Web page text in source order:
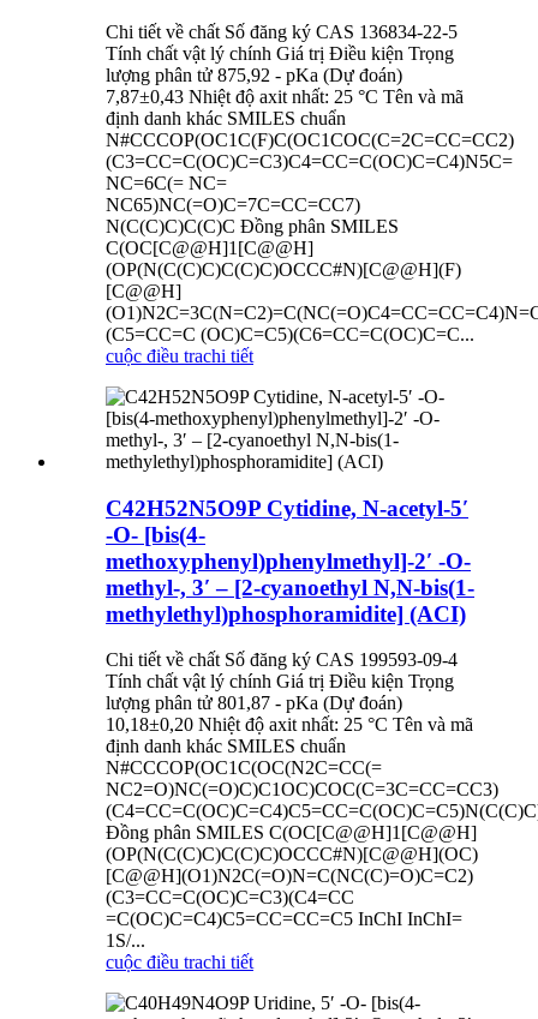
Chi tiết về chất Số đăng ký CAS 136834-22-5
Tính chất vật lý chính Giá trị Điều kiện Trọng
lượng phân tử 875,92 - pKa (Dự đoán)
7,87±0,43 Nhiệt độ axit nhất: 25 °C Tên và mã
định danh khác SMILES chuẩn
N#CCCOP(OC1C(F)C(OC1COC(C=2C=CC=CC2)
(C3=CC=C(OC)C=C3)C4=CC=C(OC)C=C4)N5C=
NC=6C(= NC=
NC65)NC(=O)C=7C=CC=CC7)
N(C(C)C)C(C)C Đồng phân SMILES
C(OC[C@@H]1[C@@H]
(OP(N(C(C)C)C(C)C)OCCC#N)[C@@H](F)
[C@@H]
(C5=CC=C (OC)C=C5)(C6=CC=C(OC)C=C...
cuộc điều trachi tiết
C42H52N5O9P Cytidine, N-acetyl-5′
-O- [bis(4-
methoxyphenyl)phenylmethyl]-2′ -O-
methyl-, 3′ – [2-cyanoethyl N,N-bis(1-
methylethyl)phosphoramidite] (ACI)
Chi tiết về chất Số đăng ký CAS 199593-09-4
Tính chất vật lý chính Giá trị Điều kiện Trọng
lượng phân tử 801,87 - pKa (Dự đoán)
10,18±0,20 Nhiệt độ axit nhất: 25 °C Tên và mã
định danh khác SMILES chuẩn
N#CCCOP(OC1C(OC(N2C=CC(=
NC2=O)NC(=O)C)C1OC)COC(C=3C=CC=CC3)
Đồng phân SMILES C(OC[C@@H]1[C@@H]
(OP(N(C(C)C)C(C)C)OCCC#N)[C@@H](OC)
[C@@H](O1)N2C(=O)N=C(NC(C)=O)C=C2)
(C3=CC=C(OC)C=C3)(C4=CC
=C(OC)C=C4)C5=CC=CC=C5 InChI InChI=
1S/...
cuộc điều trachi tiết